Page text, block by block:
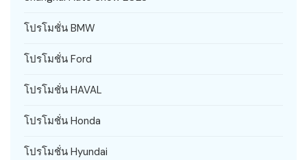
โปรโมชั่น BMW
โปรโมชั่น Ford
โปรโมชั่น HAVAL
โปรโมชั่น Honda
โปรโมชั่น Hyundai